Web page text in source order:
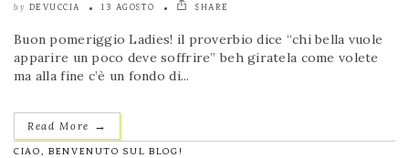
by DEVUCCIA 13 AGOSTO SHARE
Buon pomeriggio Ladies! il proverbio dice “chi bella vuole
apparire un poco deve soffrire” beh giratela come volete
ma alla fine c’è un fondo di...
Read More →
CIAO, BENVENUTO SUL BLOG!